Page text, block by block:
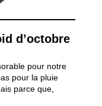
d’octobre
pour notre
pour la pluie
parce que,